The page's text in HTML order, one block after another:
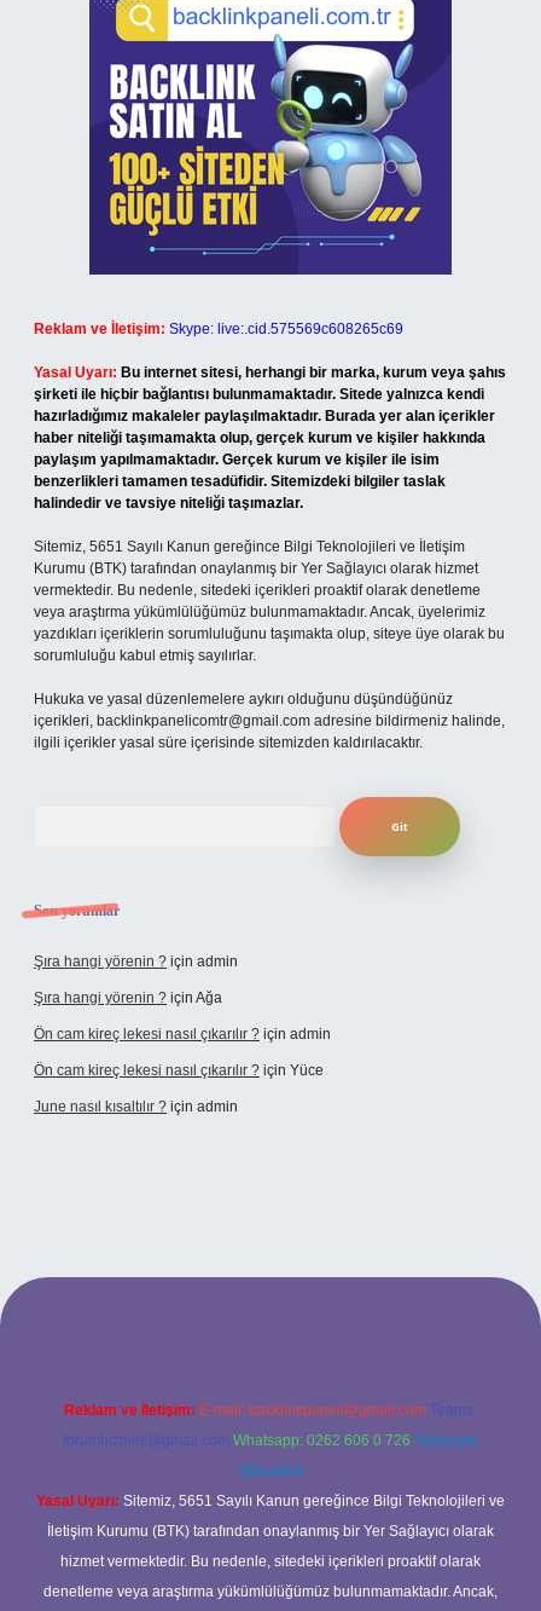
Reklam ve İletişim: Skype: live:.cid.575569c608265c69
Yasal Uyarı: Bu internet sitesi, herhangi bir marka, kurum veya şahıs
şirketi ile hiçbir bağlantısı bulunmamaktadır. Sitede yalnızca kendi
hazırladığımız makaleler paylaşılmaktadır. Burada yer alan içerikler
haber niteliği taşımamakta olup, gerçek kurum ve kişiler hakkında
paylaşım yapılmamaktadır. Gerçek kurum ve kişiler ile isim
benzerlikleri tamamen tesadüfidir. Sitemizdeki bilgiler taslak
halindedir ve tavsiye niteliği taşımazlar.
Sitemiz, 5651 Sayılı Kanun gereğince Bilgi Teknolojileri ve İletişim
Kurumu (BTK) tarafından onaylanmış bir Yer Sağlayıcı olarak hizmet
vermektedir. Bu nedenle, sitedeki içerikleri proaktif olarak denetleme
veya araştırma yükümlülüğümüz bulunmamaktadır. Ancak, üyelerimiz
yazdıkları içeriklerin sorumluluğunu taşımakta olup, siteye üye olarak bu
sorumluluğu kabul etmiş sayılırlar.
Hukuka ve yasal düzenlemelere aykırı olduğunu düşündüğünüz
içerikleri, backlinkpanelicomtr@gmail.com adresine bildirmeniz halinde,
ilgili içerikler yasal süre içerisinde sitemizden kaldırılacaktır.
Son yorumlar
Şıra hangi yörenin ? için admin
Şıra hangi yörenin ? için Ağa
Ön cam kireç lekesi nasıl çıkarılır ? için admin
Ön cam kireç lekesi nasıl çıkarılır ? için Yüce
June nasıl kısaltılır ? için admin
giriş
Reklam ve İletişim: E-mail: backlinkpaneli@gmail.com Teams:
forumhizmeti@gmail.com Whatsapp: 0262 606 0 726 Telegram:
@karabul
Yasal Uyarı: Sitemiz, 5651 Sayılı Kanun gereğince Bilgi Teknolojileri ve
İletişim Kurumu (BTK) tarafından onaylanmış bir Yer Sağlayıcı olarak
hizmet vermektedir. Bu nedenle, sitedeki içerikleri proaktif olarak
denetleme veya araştırma yükümlülüğümüz bulunmamaktadır. Ancak,